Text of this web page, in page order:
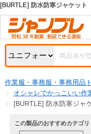
カテゴリー一覧
お知らせ
特集・キャン
初めての方へ
お問い合わせ
サポート＆ヘル
キーワード検索
検索条件
商品カテゴリから選ぶ
[BURTLE] 防水防寒ジャケット
作業服・事務服・事務用品
オシャレでかっこいい作
[BURTLE] 防水防寒ジャ
この製品のおすすめカテゴリ